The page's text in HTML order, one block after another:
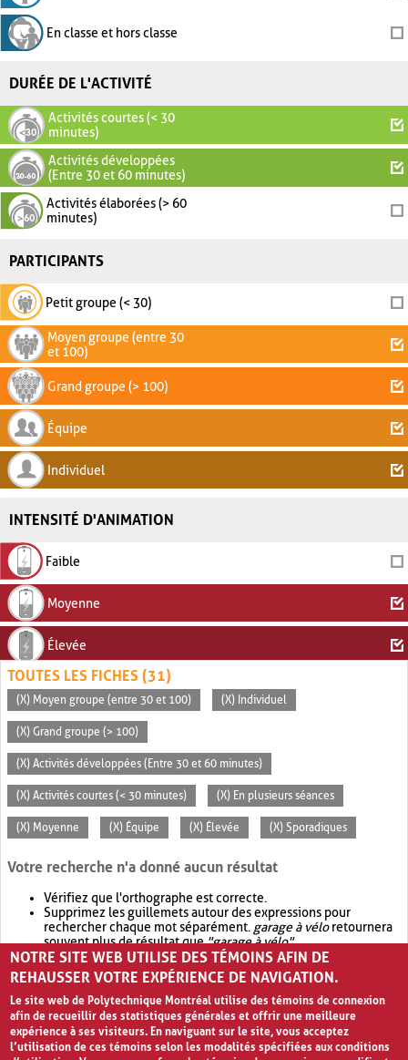
En classe et hors classe
DURÉE DE L'ACTIVITÉ
Activités courtes (< 30
minutes)
Activités développées
(Entre 30 et 60 minutes)
Activités élaborées (> 60
minutes)
PARTICIPANTS
Petit groupe (< 30)
Moyen groupe (entre 30
et 100)
Grand groupe (> 100)
Équipe
Individuel
INTENSITÉ D'ANIMATION
Faible
Moyenne
Élevée
TOUTES LES FICHES (31)
(X) Moyen groupe (entre 30 et 100) (X) Individuel
(X) Grand groupe (> 100)
(X) Activités développées (Entre 30 et 60 minutes)
(X) Activités courtes (< 30 minutes) (X) En plusieurs séances
(X) Moyenne (X) Équipe (X) Élevée (X) Sporadiques
Votre recherche n'a donné aucun résultat
Vérifiez que l'orthographe est correcte.
Supprimez les guillemets autour des expressions pour
rechercher chaque mot séparément. garage à véloretournera
souvent plus de résultat que"garage à vélo".
Envisagez d'élargir votre recherche avec OR.garage OR vélo
retournera souvent plus de résultat quegarage à vélo
NOTRE SITE WEB UTILISE DES TÉMOINS AFIN DE
REHAUSSER VOTRE EXPÉRIENCE DE NAVIGATION.
Le site web de Polytechnique Montréal utilise des témoins de connexion
afin de recueillir des statistiques générales et offrir une meilleure
expérience à ses visiteurs. En naviguant sur le site, vous acceptez
l’utilisation de ces témoins selon les modalités spécifiées aux conditions